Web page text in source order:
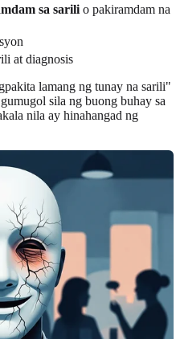
sa sarili o pakiramdam na
at diagnosis
lamang ng tunay na sarili"
sila ng buong buhay sa
nila ay hinahangad ng